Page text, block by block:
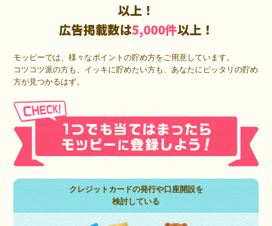
以上！
広告掲載数は5,000件以上！
モッピーでは、様々なポイントの貯め方をご用意しています。
コツコツ派の方も、イッキに貯めたい方も、あなたにピッタリの貯め
方が見つかるはず。
クレジットカードの発行や口座開設を
検討している